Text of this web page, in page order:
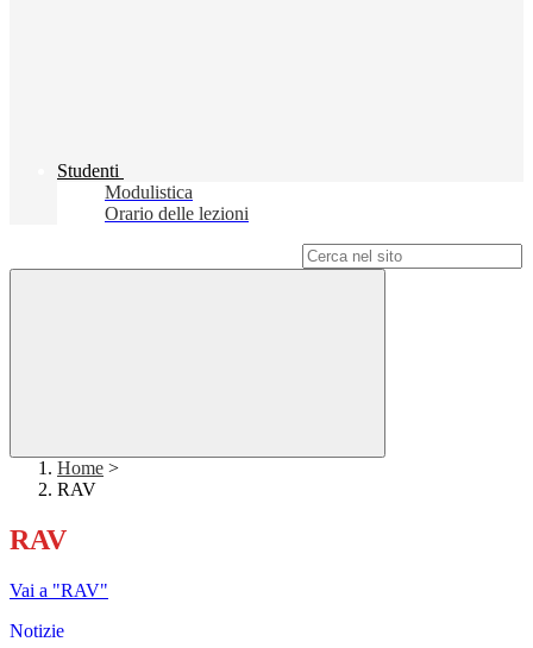
Studenti
Modulistica
Orario delle lezioni
Home >
RAV
RAV
Vai a "RAV"
Notizie